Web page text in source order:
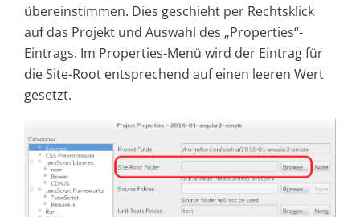
übereinstimmen. Dies geschieht per Rechtsklick
auf das Projekt und Auswahl des „Properties“-
Eintrags. Im Properties-Menü wird der Eintrag für
die Site-Root entsprechend auf einen leeren Wert
gesetzt.